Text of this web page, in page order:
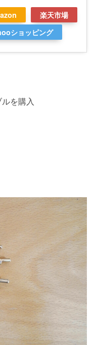
楽天市場
ショッピング
を購入